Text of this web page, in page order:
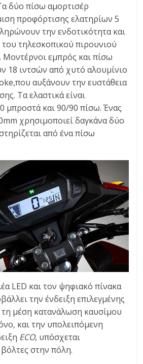
δύο πίσω αμορτισέρ
προφόρτισης ελατηρίων 5
την ενδοτικότητα και
τηλεσκοπικού πιρουνιού
Μοντέρνοι εμπρός και πίσω
18 ιντσών από χυτό αλουμίνιο
αυξάνουν την ευστάθεια
Τα ελαστικά είναι
μπροστά και 90/90 πίσω. Ένας
χρησιμοποιεί δαγκάνα δύο
από ένα πίσω
LED και τον ψηφιακό πίνακα
την ένδειξη επιλεγμένης
μέση κατανάλωση καυσίμου
και την υπολειπόμενη
ECO, υπόσχεται
στην πόλη.